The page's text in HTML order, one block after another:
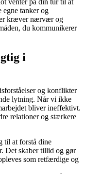
tanker og
kræver nærvær og
du kommunikerer
i
og konflikter
lytning. Når vi ikke
bliver ineffektivt.
relationer og stærkere
til at forstå dine
Det skaber tillid og gør
som retfærdige og